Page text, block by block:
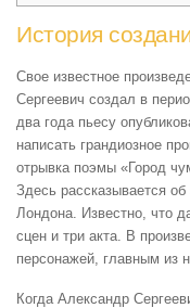
История
Свое известное
Сергеевич создал в
два года пьесу
написать грандиозное
отрывка поэмы «Город
Здесь рассказывается
Лондона. Известно, что
сцен и три акта. В
персонажей, главным из
Когда Александр